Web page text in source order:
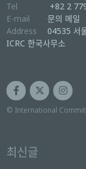
Tel
+82 2
E-mail
문의 메일
Address
04535 서
ICRC 한국사무소
© International
최신글